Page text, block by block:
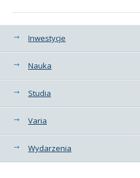
Kategorie
Inwestycje
Nauka
Studia
Varia
Wydarzenia